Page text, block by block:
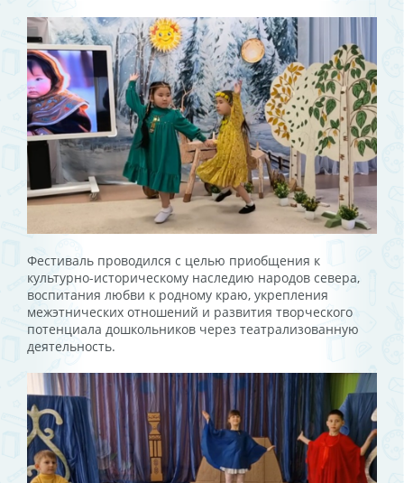
Фестиваль проводился с целью приобщения к
культурно-историческому наследию народов севера,
воспитания любви к родному краю, укрепления
межэтнических отношений и развития творческого
потенциала дошкольников через театрализованную
деятельность.